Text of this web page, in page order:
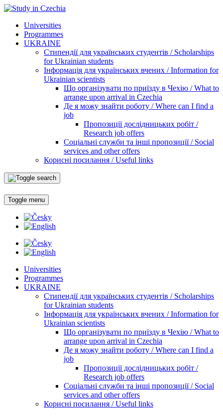
Universities
Programmes
UKRAINE
Стипендії для українських студентів / Scholarships
for Ukrainian students
Інформація для українських вчених / Information for
Ukrainian scientists
Що організувати по приїзду в Чехію / What to
arrange upon arrival in Czechia
Де я можу знайти роботу / Where can I find a
job
Пропозиції дослідницьких робіт /
Research job offers
Соціальні служби та інші пропозиції / Social
services and other offers
Корисні посилання / Useful links
Toggle menu
Universities
Programmes
UKRAINE
Стипендії для українських студентів / Scholarships
for Ukrainian students
Інформація для українських вчених / Information for
Ukrainian scientists
Що організувати по приїзду в Чехію / What to
arrange upon arrival in Czechia
Де я можу знайти роботу / Where can I find a
job
Пропозиції дослідницьких робіт /
Research job offers
Соціальні служби та інші пропозиції / Social
services and other offers
Корисні посилання / Useful links